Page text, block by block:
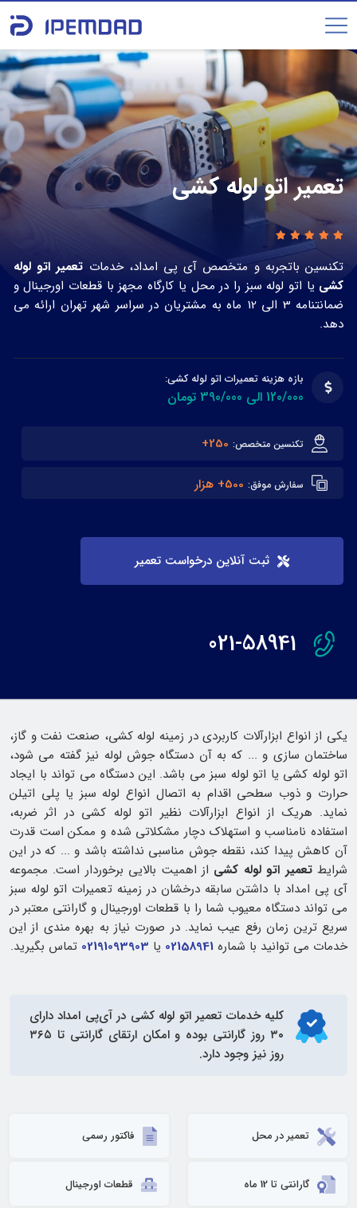
تعمیر اتو لوله کشی
تکنسین باتجربه و متخصص آی پی امداد، خدمات تعمیر اتو لوله
کشی یا اتو لوله سبز را در محل یا کارگاه مجهز با قطعات اورجینال و
ضمانتنامه 3 الی 12 ماه به مشتریان در سراسر شهر تهران ارائه می
دهد.
بازه هزینه تعمیرات اتو لوله کشی:
120/000 الی 390/000 تومان
تکنسین متخصص: 250+
سفارش موفق: 500+ هزار
ثبت آنلاین درخواست تعمیر
021-58941
یکی از انواع ابزارآلات کاربردی در زمینه لوله کشی، صنعت نفت و گاز،
ساختمان سازی و ... که به آن دستگاه جوش لوله نیز گفته می شود،
اتو لوله کشی یا اتو لوله سبز می باشد. این دستگاه می تواند با ایجاد
حرارت و ذوب سطحی اقدام به اتصال انواع لوله سبز یا پلی اتیلن
نماید. هریک از انواع ابزارآلات نظیر اتو لوله کشی در اثر ضربه،
استفاده نامناسب و استهلاک دچار مشکلاتی شده و ممکن است قدرت
آن کاهش پیدا کند، نقطه جوش مناسبی نداشته باشد و ... که در این
شرایطتعمیر اتو لوله کشی از اهمیت بالایی برخوردار است. مجموعه
آی پی امداد با داشتن سابقه درخشان در زمینه تعمیرات اتو لوله سبز
می تواند دستگاه معیوب شما را با قطعات اورجینال و گارانتی معتبر در
سریع ترین زمان رفع عیب نماید. در صورت نیاز به بهره مندی از این
خدمات می توانید با شماره 02158941 یا 02191093903 تماس بگیرید.
کلیه خدمات تعمیر اتو لوله کشی در آی‌پی امداد دارای
۳۰ روز گارانتی بوده و امکان ارتقای گارانتی تا ۳۶۵
روز نیز وجود دارد.
تعمیر در محل فاکتور رسمی
گارانتی تا 12 ماه قطعات اورجینال